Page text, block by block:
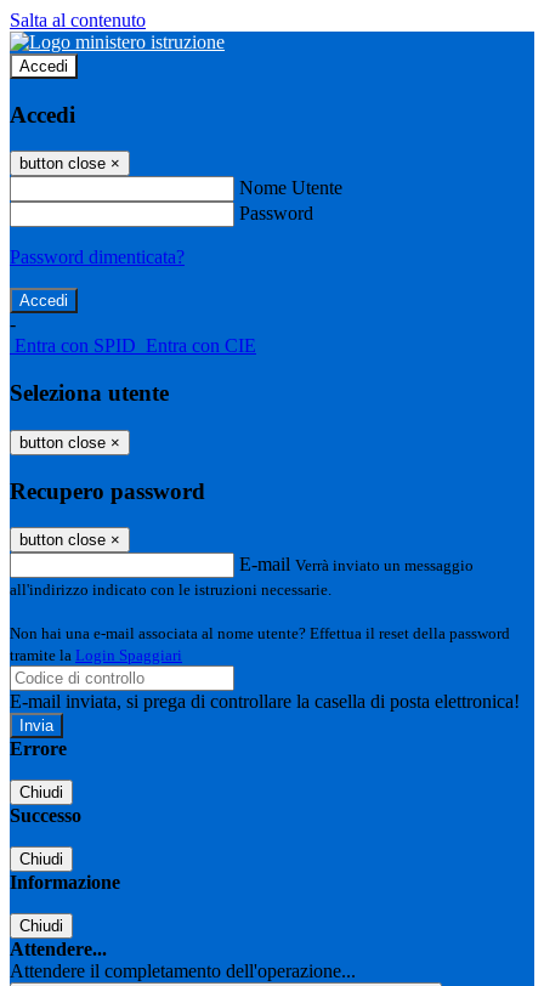
Salta al contenuto
Accedi
Accedi
button close ×
Nome Utente
Password
Password dimenticata?
-
Entra con SPID Entra con CIE
Seleziona utente
button close ×
Recupero password
button close ×
E-mail Verrà inviato un messaggio
all'indirizzo indicato con le istruzioni necessarie.
Non hai una e-mail associata al nome utente? Effettua il reset della password
tramite la Login Spaggiari
E-mail inviata, si prega di controllare la casella di posta elettronica!
Errore
Chiudi
Successo
Chiudi
Informazione
Chiudi
Attendere...
Attendere il completamento dell'operazione...